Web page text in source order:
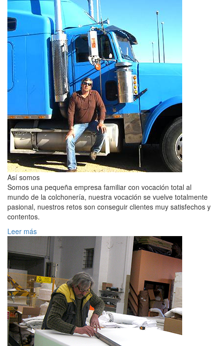
Así somos
Somos una pequeña empresa familiar con vocación total al
mundo de la colchonería, nuestra vocación se vuelve totalmente
pasional, nuestros retos son conseguir clientes muy satisfechos y
contentos.
Leer más